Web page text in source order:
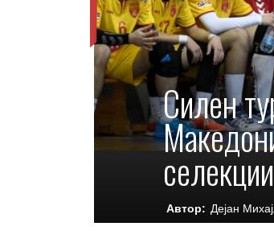
Силен
селекции
Автор: Дејан